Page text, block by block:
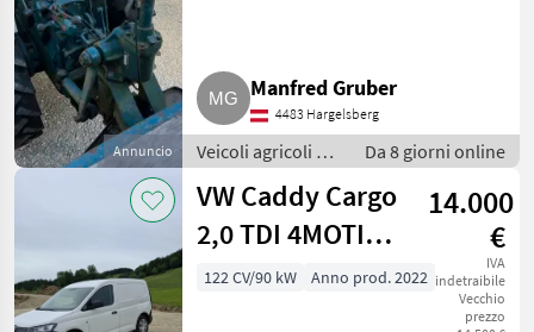
Annuncio
Manfred Gruber
4483 Hargelsberg
Veicoli agricoli a
motore / Carri a
motore
Da 8 giorni online
VW Caddy Cargo
2,0 TDI 4MOTION
Transporter,
14.000
€
IVA
indetraibile
Vecchio
prezzo
122 CV/90 kW Anno prod. 2022